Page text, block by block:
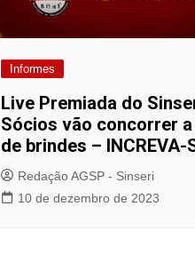
Informes
Live Premiada do
Sócios vão concorrer
de brindes – INCREVA-
Redação AGSP - Sinseri
10 de dezembro de 2023